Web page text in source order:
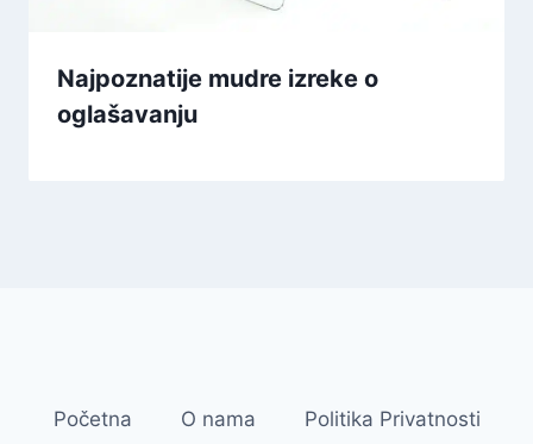
Najpoznatije mudre izreke o
oglašavanju
Početna O nama Politika Privatnosti